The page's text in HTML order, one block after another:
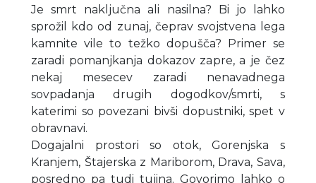
Je smrt naključna ali nasilna? Bi jo lahko
sprožil kdo od zunaj, čeprav svojstvena lega
kamnite vile to težko dopušča? Primer se
zaradi pomanjkanja dokazov zapre, a je čez
nekaj mesecev zaradi nenavadnega
sovpadanja drugih dogodkov/smrti, s
katerimi so povezani bivši dopustniki, spet v
obravnavi.
Dogajalni prostori so otok, Gorenjska s
Kranjem, Štajerska z Mariborom, Drava, Sava,
posredno pa tudi tujina. Govorimo lahko o